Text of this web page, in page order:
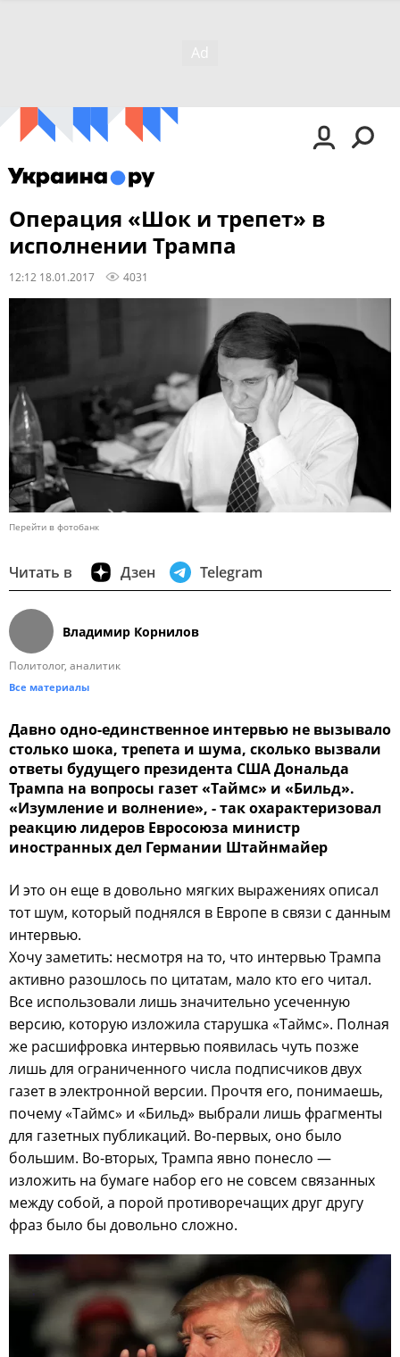
Операция «Шок и трепет» в
исполнении Трампа
12:12 18.01.2017 4031
Перейти в фотобанк
Читать в Дзен Telegram
Владимир Корнилов
Политолог, аналитик
Все материалы
Давно одно-единственное интервью не вызывало
столько шока, трепета и шума, сколько вызвали
ответы будущего президента США Дональда
Трампа на вопросы газет «Таймс» и «Бильд».
«Изумление и волнение», - так охарактеризовал
реакцию лидеров Евросоюза министр
иностранных дел Германии Штайнмайер
И это он еще в довольно мягких выражениях описал
тот шум, который поднялся в Европе в связи с данным
интервью.
Хочу заметить: несмотря на то, что интервью Трампа
активно разошлось по цитатам, мало кто его читал.
Все использовали лишь значительно усеченную
версию, которую изложила старушка «Таймс». Полная
же расшифровка интервью появилась чуть позже
лишь для ограниченного числа подписчиков двух
газет в электронной версии. Прочтя его, понимаешь,
почему «Таймс» и «Бильд» выбрали лишь фрагменты
для газетных публикаций. Во-первых, оно было
большим. Во-вторых, Трампа явно понесло —
изложить на бумаге набор его не совсем связанных
между собой, а порой противоречащих друг другу
фраз было бы довольно сложно.